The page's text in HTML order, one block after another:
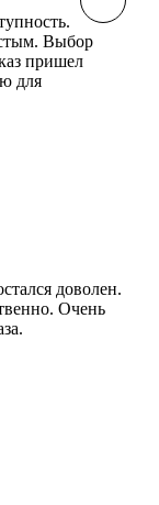
Выбор
пришел
для
доволен.
Очень